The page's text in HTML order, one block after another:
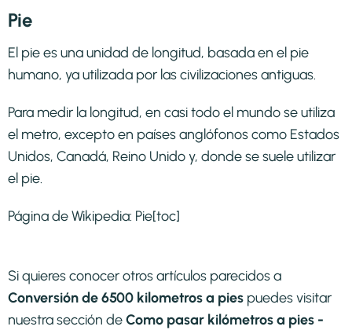
Pie
El pie es una unidad de longitud, basada en el pie
humano, ya utilizada por las civilizaciones antiguas.
Para medir la longitud, en casi todo el mundo se utiliza
el metro, excepto en países anglófonos como Estados
Unidos, Canadá, Reino Unido y, donde se suele utilizar
el pie.
Página de Wikipedia: Pie[toc]
Si quieres conocer otros artículos parecidos a
Conversión de 6500 kilometros a pies puedes visitar
nuestra sección deComo pasar kilómetros a pies -